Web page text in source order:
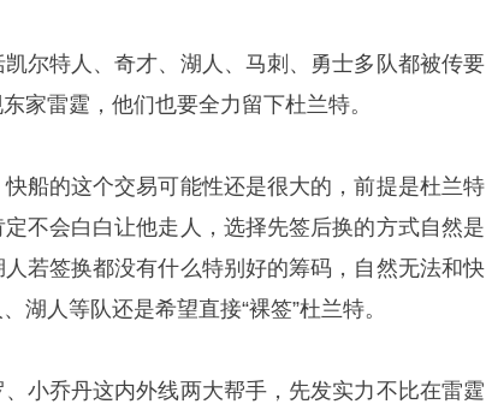
尔特人、奇才、湖人、马刺、勇士多队都被传要
家雷霆，他们也要全力留下杜兰特。
船的这个交易可能性还是很大的，前提是杜兰特
不会白白让他走人，选择先签后换的方式自然是
若签换都没有什么特别好的筹码，自然无法和快
湖人等队还是希望直接“裸签”杜兰特。
小乔丹这内外线两大帮手，先发实力不比在雷霆